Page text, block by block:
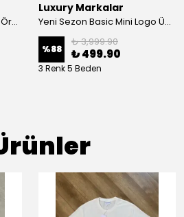
Yeni Sezon Premium Özel Örgü Yarım Fermuarlı Sweatshirt
Luxury Markalar
Yeni Sezon Basic Mini Logo Üç İplik Şardonsuz Sweatshirt
%88
₺ 3,999.90
₺ 499.90
3 Renk 5 Beden